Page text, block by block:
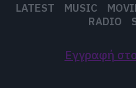
LATEST MUSIC
RADIO
Εγγραφή